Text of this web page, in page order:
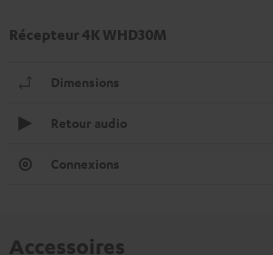
Récepteur 4K WHD30M
Dimensions
Retour audio
Connexions
Accessoires